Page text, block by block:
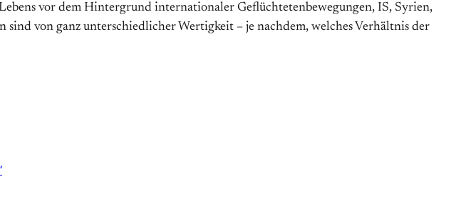
vor dem Hintergrund internationaler Geflüchtetenbewegungen, IS, Syrien,
von ganz unterschiedlicher Wertigkeit – je nachdem, welches Verhältnis der